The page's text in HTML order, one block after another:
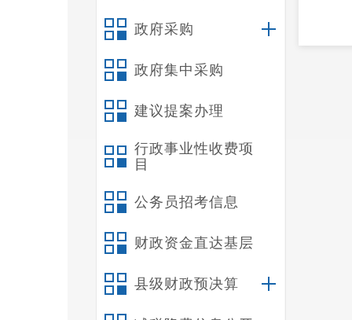
政府采购
政府集中采购
建议提案办理
行政事业性收费项
目
公务员招考信息
财政资金直达基层
县级财政预决算